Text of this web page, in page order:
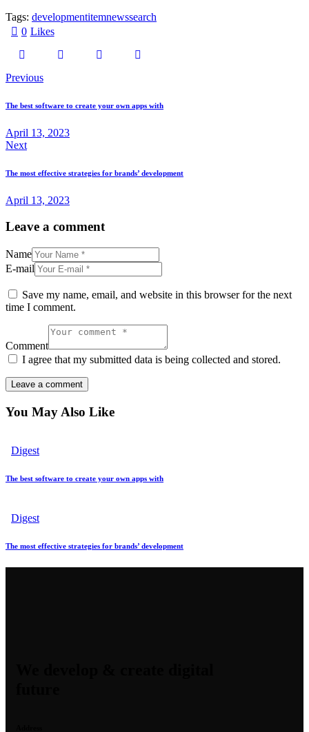
Tags: developmentitemnewssearch
0 Likes
Previous
The best software to create your own apps with
April 13, 2023
Next
The most effective strategies for brands’ development
April 13, 2023
Leave a comment
Name
E-mail
Save my name, email, and website in this browser for the next
time I comment.
Comment
I agree that my submitted data is being collected and stored.
You May Also Like
Digest
The best software to create your own apps with
Digest
The most effective strategies for brands’ development